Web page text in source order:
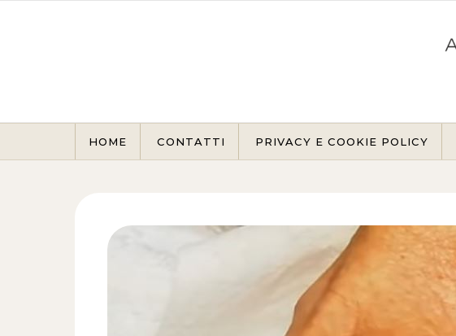
HOME CONTATTI PRIVACY E COOKIE POLICY